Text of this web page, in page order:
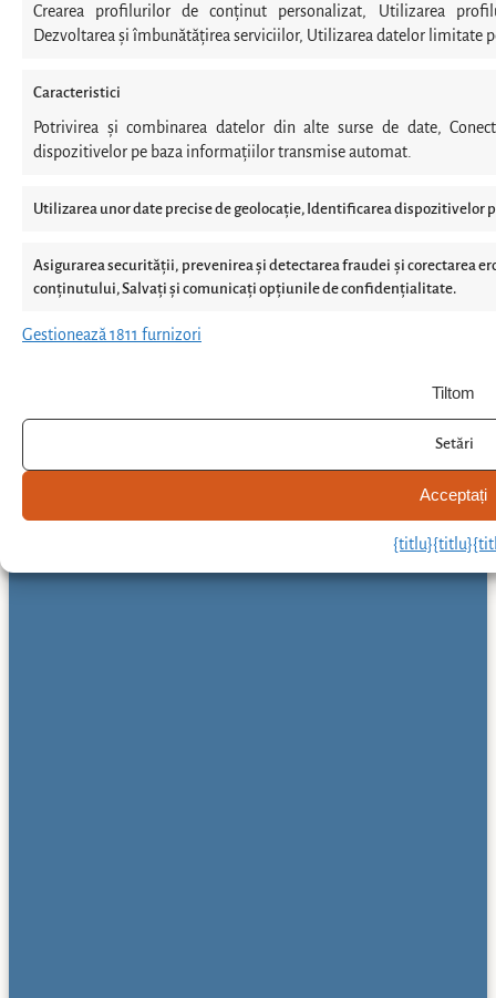
Crearea profilurilor de conținut personalizat, Utilizarea
Dezvoltarea și îmbunătățirea serviciilor, Utilizarea datelor limitate
Caracteristici
Potrivirea și combinarea datelor din alte surse de date,
dispozitivelor pe baza informațiilor transmise automat.
Utilizarea unor date precise de geolocație, Identificarea dispozitivelor
Asigurarea securității, prevenirea și detectarea fraudei și corectarea
conținutului, Salvați și comunicați opțiunile de confidențialitate.
Gestionează 1811 furnizori
Acceptați
Tiltom
Setări
{titlu}{titlu}